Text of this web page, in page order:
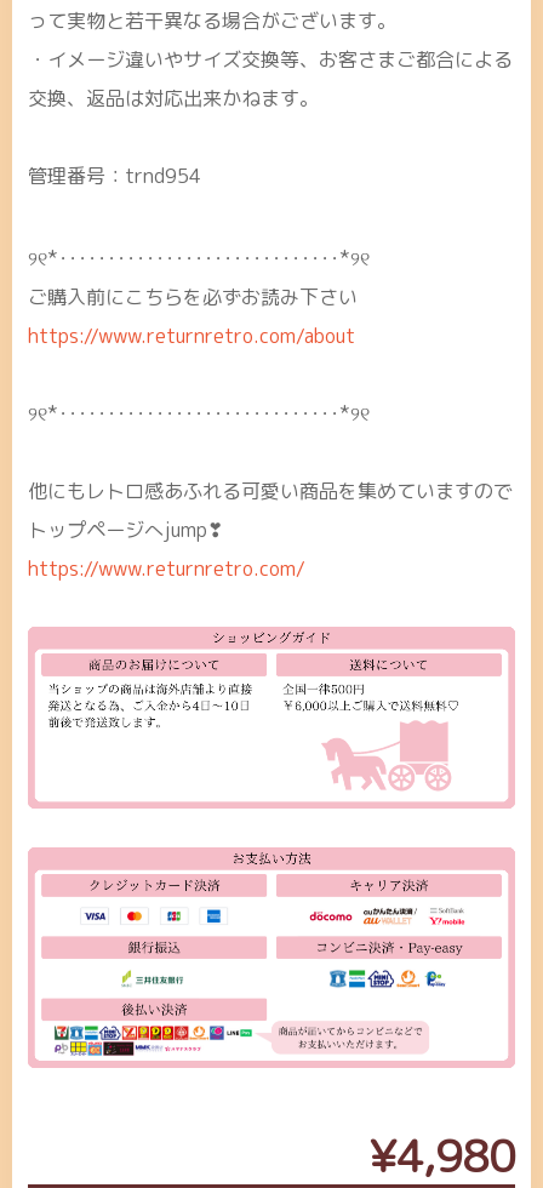
って実物と若干異なる場合がございます。
・イメージ違いやサイズ交換等、お客さまご都合による
交換、返品は対応出来かねます。
管理番号：trnd954
୨୧*･････････････････････････････*୨୧
ご購入前にこちらを必ずお読み下さい
https://www.returnretro.com/about
୨୧*･････････････････････････････*୨୧
他にもレトロ感あふれる可愛い商品を集めていますので
トップページへjump❣
https://www.returnretro.com/
¥4,980